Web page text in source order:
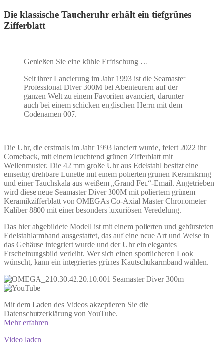
Die klassische Taucheruhr erhält ein tiefgrünes
Zifferblatt
Genießen Sie eine kühle Erfrischung …
Seit ihrer Lancierung im Jahr 1993 ist die Seamaster
Professional Diver 300M bei Abenteurern auf der
ganzen Welt zu einem Favoriten avanciert, darunter
auch bei einem schicken englischen Herrn mit dem
Codenamen 007.
Die Uhr, die erstmals im Jahr 1993 lanciert wurde, feiert 2022 ihr
Comeback, mit einem leuchtend grünen Zifferblatt mit
Wellenmuster. Die 42 mm große Uhr aus Edelstahl besitzt eine
einseitig drehbare Lünette mit einem polierten grünen Keramikring
und einer Tauchskala aus weißem „Grand Feu“-Email. Angetrieben
wird diese neue Seamaster Diver 300M mit poliertem grünem
Keramikzifferblatt von OMEGAs Co-Axial Master Chronometer
Kaliber 8800 mit einer besonders luxuriösen Veredelung.
Das hier abgebildete Modell ist mit einem polierten und gebürsteten
Edelstahlarmband ausgestattet, das auf eine neue Art und Weise in
das Gehäuse integriert wurde und der Uhr ein elegantes
Erscheinungsbild verleiht. Wer sich einen sportlicheren Look
wünscht, kann ein integriertes grünes Kautschukarmband wählen.
Mit dem Laden des Videos akzeptieren Sie die
Datenschutzerklärung von YouTube.
Mehr erfahren
Video laden